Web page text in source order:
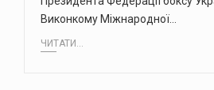
Виконкому Міжнародної…
ЧИТАТИ...